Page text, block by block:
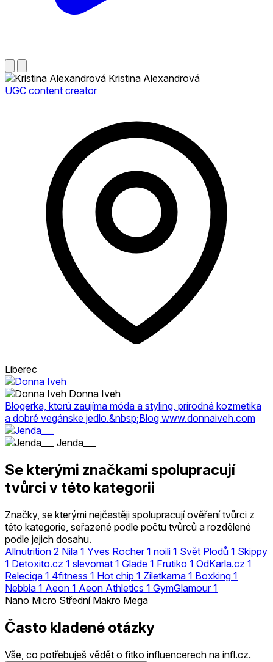
Kristina Alexandrová
UGC content creator
Liberec
Donna Iveh
Blogerka, ktorú zaujíma móda a styling, prírodná kozmetika
a dobré vegánske jedlo.&nbsp;Blog www.donnaiveh.com
Jenda___
Se kterými značkami spolupracují
tvůrci v této kategorii
Značky, se kterými nejčastěji spolupracují ověření tvůrci z
této kategorie, seřazené podle počtu tvůrců a rozdělené
podle jejich dosahu.
Allnutrition 2 Nila 1 Yves Rocher 1 noili 1 Svět Plodů 1 Skippy
1 Detoxito.cz 1 slevomat 1 Glade 1 Frutiko 1 OdKarla.cz 1
Releciga 1 4fitness 1 Hot chip 1 Ziletkarna 1 Boxking 1
Nebbia 1 Aeon 1 Aeon Athletics 1 GymGlamour 1
Nano Micro Střední Makro Mega
Často kladené otázky
Vše, co potřebuješ vědět o fitko influencerech na infl.cz.